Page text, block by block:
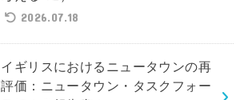
2026.07.18
イギリスにおけるニュータウンの再
評価：ニュータウン・タスクフォー